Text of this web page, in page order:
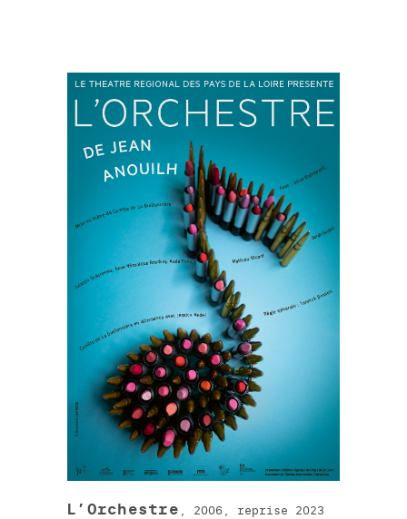
L’Orchestre , 2006, reprise 2023